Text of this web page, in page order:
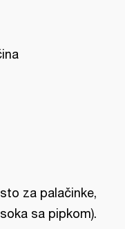
za palačinke,
sa pipkom).